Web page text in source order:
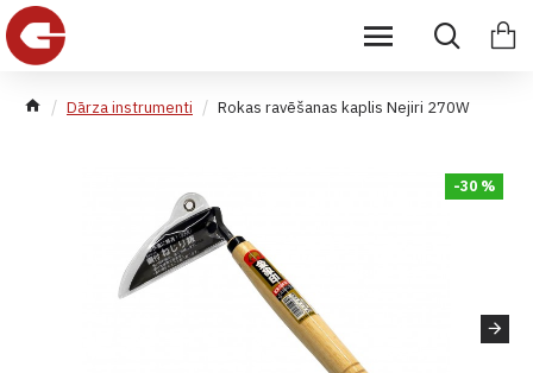
Dārza instrumenti Rokas ravēšanas kaplis Nejiri 270W
-30 %